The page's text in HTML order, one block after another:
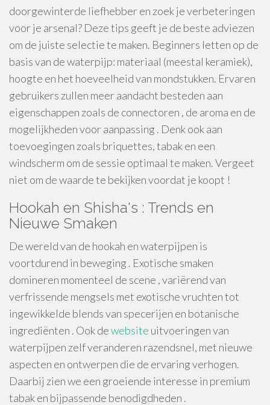
doorgewinterde liefhebber en zoek je verbeteringen
voor je arsenal? Deze tips geeft je de beste adviezen
om de juiste selectie te maken. Beginners letten op de
basis van de waterpijp: materiaal (meestal keramiek),
hoogte en het hoeveelheid van mondstukken. Ervaren
gebruikers zullen meer aandacht besteden aan
eigenschappen zoals de connectoren , de aroma en de
mogelijkheden voor aanpassing . Denk ook aan
toevoegingen zoals briquettes, tabak en een
windscherm om de sessie optimaal te maken. Vergeet
niet om de waarde te bekijken voordat je koopt !
Hookah en Shisha's : Trends en
Nieuwe Smaken
De wereld van de hookah en waterpijpen is
voortdurend in beweging . Exotische smaken
domineren momenteel de scene , variërend van
verfrissende mengsels met exotische vruchten tot
ingewikkelde blends van specerijen en botanische
ingrediënten . Ook dewebsite uitvoeringen van
waterpijpen zelf veranderen razendsnel, met nieuwe
aspecten en ontwerpen die de ervaring verhogen.
Daarbij zien we een groeiende interesse in premium
tabak en bijpassende benodigdheden .